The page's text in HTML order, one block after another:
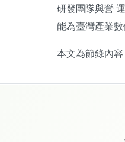
研發團隊與營
能為臺灣產業數
本文為節錄內